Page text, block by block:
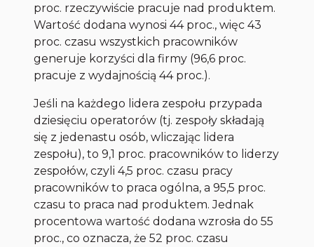
proc. rzeczywiście pracuje nad produktem.
Wartość dodana wynosi 44 proc., więc 43
proc. czasu wszystkich pracowników
generuje korzyści dla firmy (96,6 proc.
pracuje z wydajnością 44 proc.).
Jeśli na każdego lidera zespołu przypada
dziesięciu operatorów (tj. zespoły składają
się z jedenastu osób, wliczając lidera
zespołu), to 9,1 proc. pracowników to liderzy
zespołów, czyli 4,5 proc. czasu pracy
pracowników to praca ogólna, a 95,5 proc.
czasu to praca nad produktem. Jednak
procentowa wartość dodana wzrosła do 55
proc., co oznacza, że 52 proc. czasu